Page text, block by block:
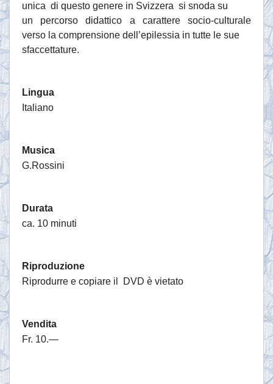
unica di questo genere in Svizzera si snoda su
un percorso didattico a carattere socio-culturale
verso la comprensione dell’epilessia in tutte le sue
sfaccettature.
Lingua
Italiano
Musica
G.Rossini
Durata
ca. 10 minuti
Riproduzione
Riprodurre e copiare il DVD è vietato
Vendita
Fr. 10.—